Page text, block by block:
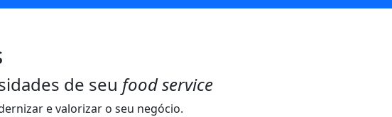
de seu food service
e valorizar o seu negócio.